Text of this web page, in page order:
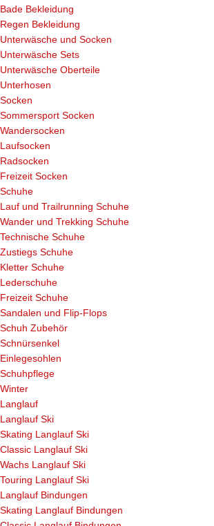
Bade Bekleidung
Regen Bekleidung
Unterwäsche und Socken
Unterwäsche Sets
Unterwäsche Oberteile
Unterhosen
Socken
Sommersport Socken
Wandersocken
Laufsocken
Radsocken
Freizeit Socken
Schuhe
Lauf und Trailrunning Schuhe
Wander und Trekking Schuhe
Technische Schuhe
Zustiegs Schuhe
Kletter Schuhe
Lederschuhe
Freizeit Schuhe
Sandalen und Flip-Flops
Schuh Zubehör
Schnürsenkel
Einlegesohlen
Schuhpflege
Winter
Langlauf
Langlauf Ski
Skating Langlauf Ski
Classic Langlauf Ski
Wachs Langlauf Ski
Touring Langlauf Ski
Langlauf Bindungen
Skating Langlauf Bindungen